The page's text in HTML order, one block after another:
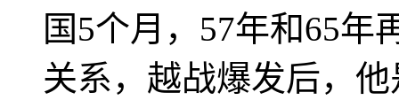
国5个月，57年和65年
关系，越战爆发后，